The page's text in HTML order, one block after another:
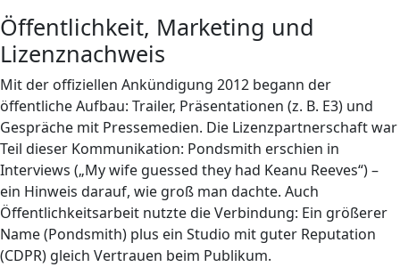
Öffentlichkeit, Marketing und
Lizenznachweis
Mit der offiziellen Ankündigung 2012 begann der
öffentliche Aufbau: Trailer, Präsentationen (z. B. E3) und
Gespräche mit Pressemedien. Die Lizenzpartnerschaft war
Teil dieser Kommunikation: Pondsmith erschien in
Interviews („My wife guessed they had Keanu Reeves“) –
ein Hinweis darauf, wie groß man dachte. Auch
Öffentlichkeitsarbeit nutzte die Verbindung: Ein größerer
Name (Pondsmith) plus ein Studio mit guter Reputation
(CDPR) gleich Vertrauen beim Publikum.